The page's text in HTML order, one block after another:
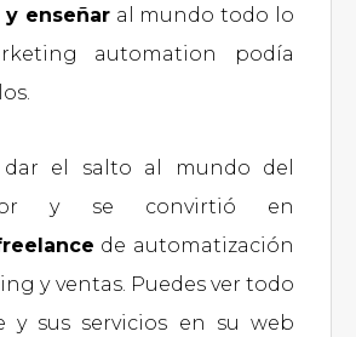
enseñaral mundo todo lo
automation podía
dar el salto al mundo del
y se convirtió en
de automatización
y ventas. Puedes ver todo
y sus servicios en su web